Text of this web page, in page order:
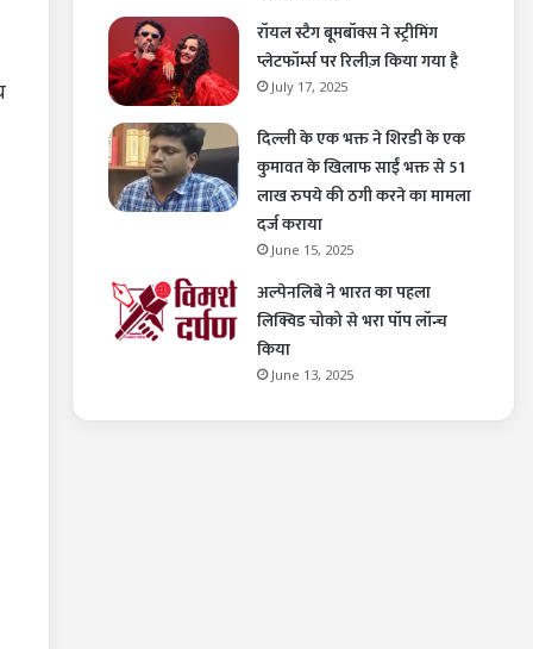
रॉयल स्टैग बूमबॉक्स ने स्ट्रीमिंग
प्लेटफॉर्म्स पर रिलीज़ किया गया है
July 17, 2025
दिल्ली के एक भक्त ने शिरडी के एक
कुमावत के खिलाफ साईं भक्त से 51
लाख रुपये की ठगी करने का मामला
दर्ज कराया
June 15, 2025
अल्पेनलिबे ने भारत का पहला
लिक्विड चोको से भरा पॉप लॉन्च
किया
June 13, 2025